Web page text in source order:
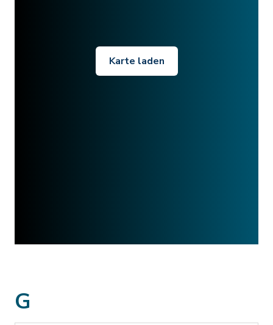
Karte laden
G